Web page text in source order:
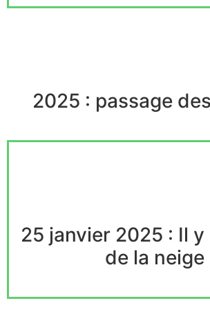
2025 : passage
25 janvier 2025 : Il
de la neige